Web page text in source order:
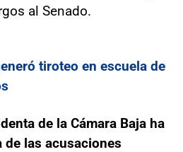
al Senado.
tiroteo en escuela de
de la Cámara Baja ha
de las acusaciones